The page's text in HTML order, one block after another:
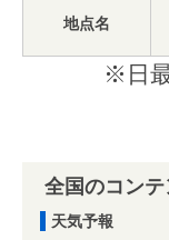
地点名
※日
全国のコンテ
天気予報